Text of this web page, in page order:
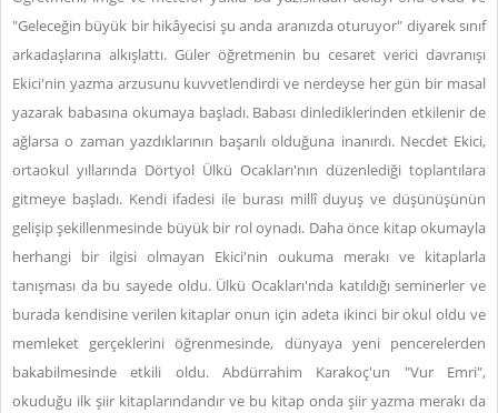
"Geleceğin büyük bir hikâyecisi şu anda aranızda oturuyor" diyarek sınıf
arkadaşlarına alkışlattı. Güler öğretmenin bu cesaret verici davranışı
Ekici'nin yazma arzusunu kuvvetlendirdi ve nerdeyse her gün bir masal
yazarak babasına okumaya başladı. Babası dinlediklerinden etkilenir de
ağlarsa o zaman yazdıklarının başarılı olduğuna inanırdı. Necdet Ekici,
ortaokul yıllarında Dörtyol Ülkü Ocakları'nın düzenlediği toplantılara
gitmeye başladı. Kendi ifadesi ile burası millî duyuş ve düşünüşünün
gelişip şekillenmesinde büyük bir rol oynadı. Daha önce kitap okumayla
herhangi bir ilgisi olmayan Ekici'nin oukuma merakı ve kitaplarla
tanışması da bu sayede oldu. Ülkü Ocakları'nda katıldığı seminerler ve
burada kendisine verilen kitaplar onun için adeta ikinci bir okul oldu ve
memleket gerçeklerini öğrenmesinde, dünyaya yeni pencerelerden
bakabilmesinde etkili oldu. Abdürrahim Karakoç'un "Vur Emri",
okuduğu ilk şiir kitaplarındandır ve bu kitap onda şiir yazma merakı da